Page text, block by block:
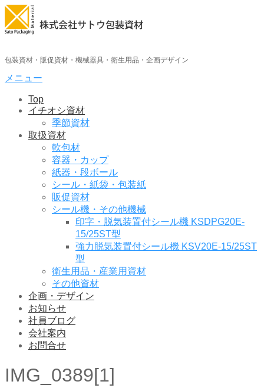
コ
ン
テ
ツ
ス
包装資材・販促資材・機械器具・衛生用品・企画デザイン
メニュー
Top
イチオシ資材
季節資材
取扱資材
軟包材
容器・カップ
紙器・段ボール
シール・紙袋・包装紙
販促資材
シール機・その他機械
印字・脱気装置付シール機 KSDPG20E-
15/25ST型
強力脱気装置付シール機 KSV20E-15/25ST
型
衛生用品・産業用資材
その他資材
企画・デザイン
お知らせ
社員ブログ
会社案内
お問合せ
IMG_0389[1]